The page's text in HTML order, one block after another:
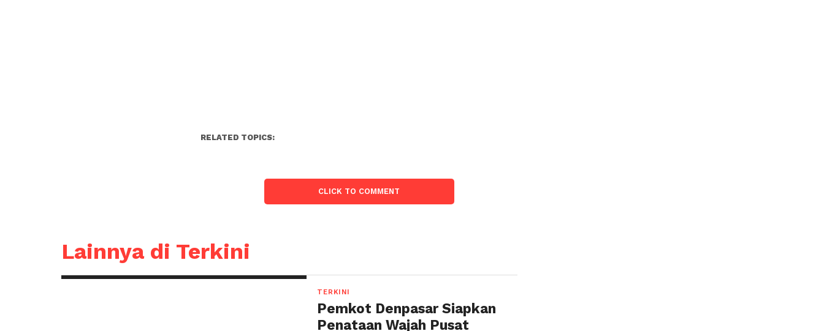
RELATED TOPICS:
CLICK TO COMMENT
Lainnya di Terkini
TERKINI
Pemkot Denpasar Siapkan
Penataan Wajah Pusat